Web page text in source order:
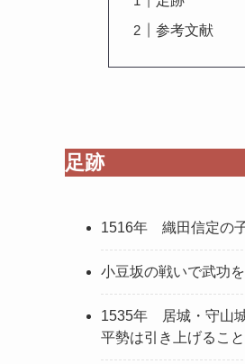
参考文献
足跡
1516年 織田信定の
小豆坂の戦いで武功
1535年 居城・守山
平勢は引き上げるこ